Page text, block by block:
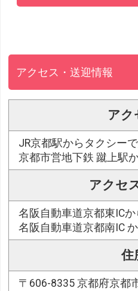
アクセス・送迎情報
アク
JR京都駅からタクシーで
京都市営地下鉄 蹴上駅
アクセ
名阪自動車道京都東ICか
名阪自動車道京都南IC か
住
〒606-8335 京都府京都